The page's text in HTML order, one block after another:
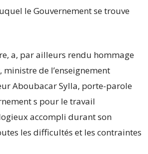
le Gouvernement se trouve
a, par ailleurs rendu hommage
ministre de l’enseignement
Aboubacar Sylla, porte-parole
s pour le travail
accompli durant son
les difficultés et les contraintes